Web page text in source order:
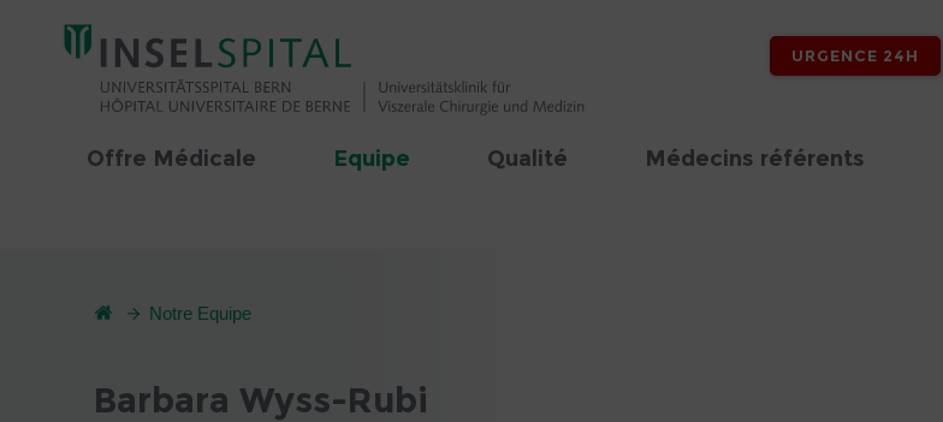
URGENCE 24H
Offre Médicale Equipe Qualité Médecins référents
Notre Equipe
Barbara Wyss-Rubi